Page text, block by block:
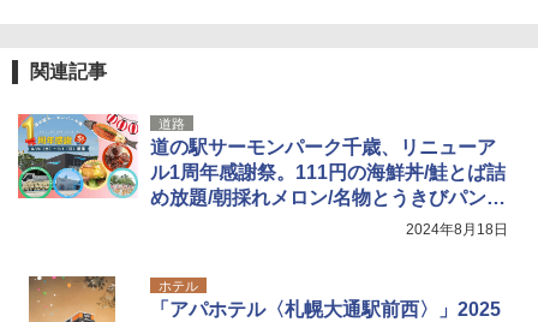
関連記事
道路
道の駅サーモンパーク千歳、リニューア
ル1周年感謝祭。111円の海鮮丼/鮭とば詰
め放題/朝採れメロン/名物とうきびパンほ
2024年8月18日
ホテル
「アパホテル〈札幌大通駅前西〉」2025